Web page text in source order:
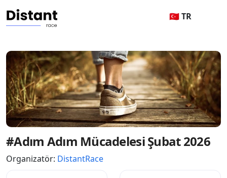
🇹🇷 TR
#Adım Adım Mücadelesi Şubat 2026
Organizatör: DistantRace